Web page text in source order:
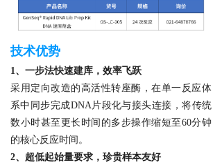
技术优势
1、一步法快速建库，效率飞跃
采用定向改造的高活性转座酶，在单一反应体
系中同步完成DNA片段化与接头连接，将传统
数小时甚至更长时间的多步操作缩短至60分钟
的核心反应时间。
2、超低起始量要求，珍贵样本友好